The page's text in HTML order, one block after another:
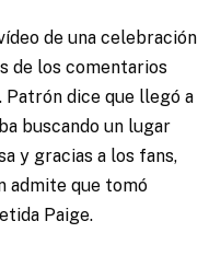
de una celebración
de los comentarios
Patrón dice que llegó a
buscando un lugar
y gracias a los fans,
admite que tomó
Paige.